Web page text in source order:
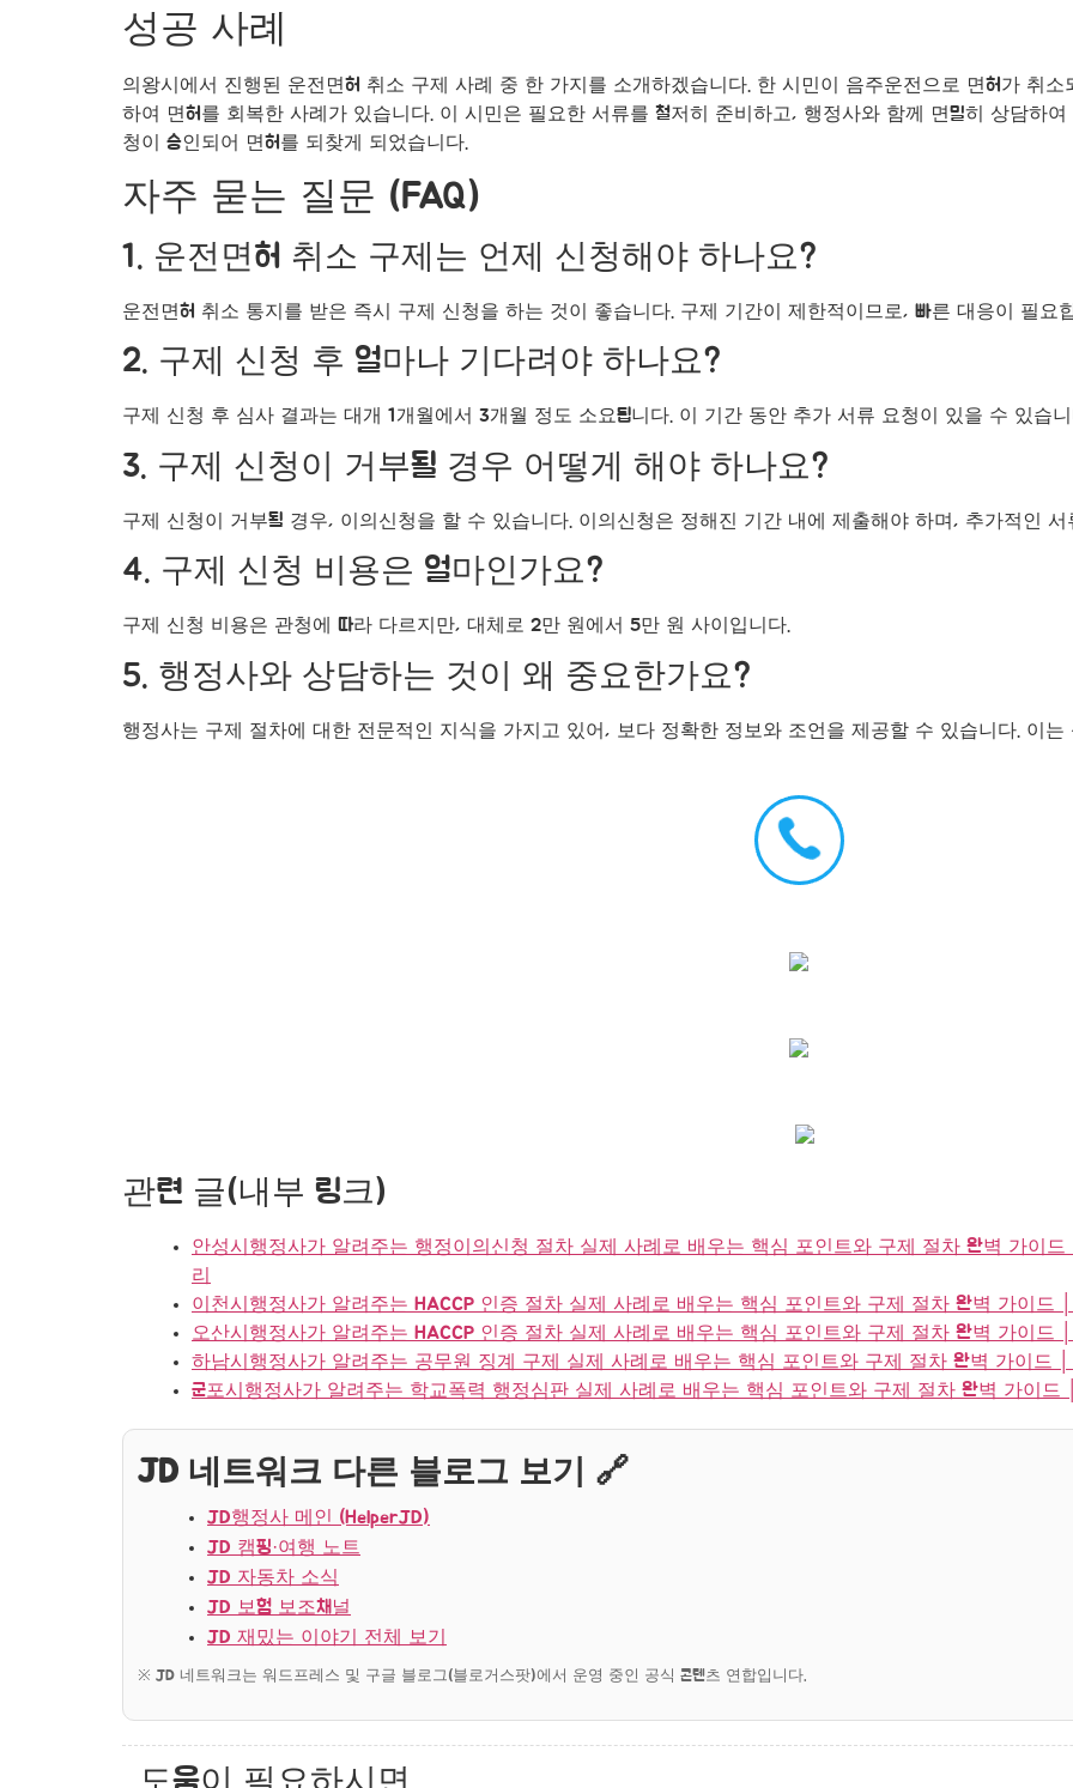
성공 사례
의왕시에서 진행된 운전면허 취소 구제 사례 중 한 가지를 소개하겠습니다. 한 시민이 음주운전으로 면허가 취
하여 면허를 회복한 사례가 있습니다. 이 시민은 필요한 서류를 철저히 준비하고, 행정사와 함께 면밀히 상담하
청이 승인되어 면허를 되찾게 되었습니다.
자주 묻는 질문 (FAQ)
1. 운전면허 취소 구제는 언제 신청해야 하나요?
운전면허 취소 통지를 받은 즉시 구제 신청을 하는 것이 좋습니다. 구제 기간이 제한적이므로, 빠른 대응이 필요
2. 구제 신청 후 얼마나 기다려야 하나요?
구제 신청 후 심사 결과는 대개 1개월에서 3개월 정도 소요됩니다. 이 기간 동안 추가 서류 요청이 있을 수 있습
3. 구제 신청이 거부될 경우 어떻게 해야 하나요?
구제 신청이 거부될 경우, 이의신청을 할 수 있습니다. 이의신청은 정해진 기간 내에 제출해야 하며, 추가적인 서
4. 구제 신청 비용은 얼마인가요?
구제 신청 비용은 관청에 따라 다르지만, 대체로 2만 원에서 5만 원 사이입니다.
5. 행정사와 상담하는 것이 왜 중요한가요?
행정사는 구제 절차에 대한 전문적인 지식을 가지고 있어, 보다 정확한 정보와 조언을 제공할 수 있습니다. 이는
관련 글(내부 링크)
안성시행정사가 알려주는 행정이의신청 절차 실제 사례로 배우는 핵심 포인트와 구제 절차 완벽 가이드
리
이천시행정사가 알려주는 HACCP 인증 절차 실제 사례로 배우는 핵심 포인트와 구제 절차 완벽 가이드
오산시행정사가 알려주는 HACCP 인증 절차 실제 사례로 배우는 핵심 포인트와 구제 절차 완벽 가이드
하남시행정사가 알려주는 공무원 징계 구제 실제 사례로 배우는 핵심 포인트와 구제 절차 완벽 가이드 │
군포시행정사가 알려주는 학교폭력 행정심판 실제 사례로 배우는 핵심 포인트와 구제 절차 완벽 가이드
JD 네트워크 다른 블로그 보기 🔗
JD행정사 메인 (HelperJD)
JD 캠핑·여행 노트
JD 자동차 소식
JD 보험 보조채널
JD 재밌는 이야기 전체 보기
※ JD 네트워크는 워드프레스 및 구글 블로그(블로거스팟)에서 운영 중인 공식 콘텐츠 연합입니다.